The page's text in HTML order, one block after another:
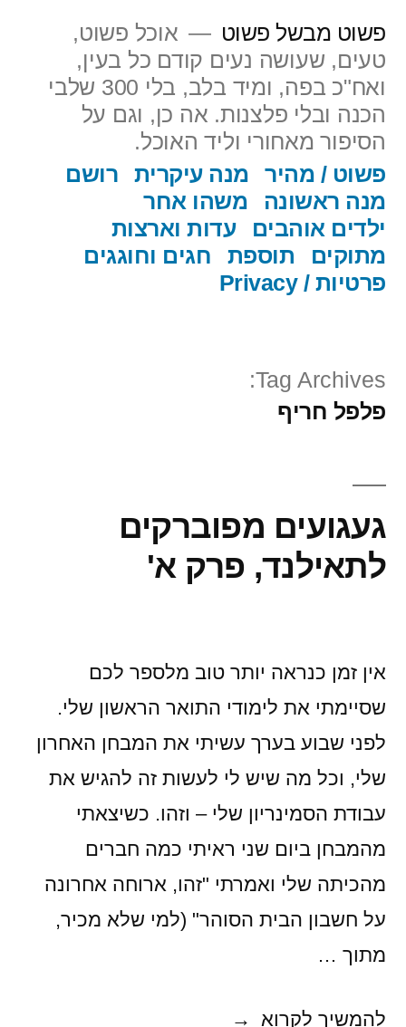
לתוכן
פשוט מבשל פשוט
אוכל פשוט,
טעים, שעושה נעים קודם כל בעין,
ואח"כ בפה, ומיד בלב, בלי 300 שלבי
הכנה ובלי פלצנות. אה כן, וגם על
הסיפור מאחורי וליד האוכל.
פשוט / מהיר
מנה עיקרית
רושם
מנה ראשונה
משהו אחר
ילדים אוהבים
עדות וארצות
מתוקים
תוספת
חגים וחוגגים
פרטיות / Privacy
Tag Archives:
פלפל חריף
געגועים מפוברקים
לתאילנד, פרק א'
אין זמן כנראה יותר טוב מלספר לכם
שסיימתי את לימודי התואר הראשון שלי.
לפני שבוע בערך עשיתי את המבחן האחרון
שלי, וכל מה שיש לי לעשות זה להגיש את
עבודת הסמינריון שלי – וזהו. כשיצאתי
מהמבחן ביום שני ראיתי כמה חברים
מהכיתה שלי ואמרתי "זהו, ארוחה אחרונה
על חשבון הבית הסוהר" (למי שלא מכיר,
מתוך …
להמשיך לקרוא געגועים